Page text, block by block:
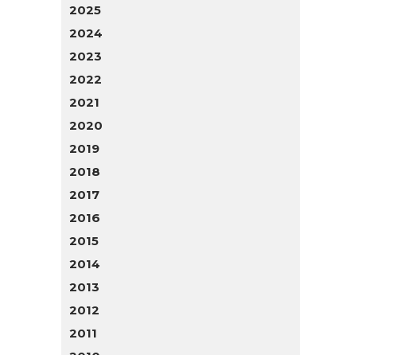
2025
2024
2023
2022
2021
2020
2019
2018
2017
2016
2015
2014
2013
2012
2011